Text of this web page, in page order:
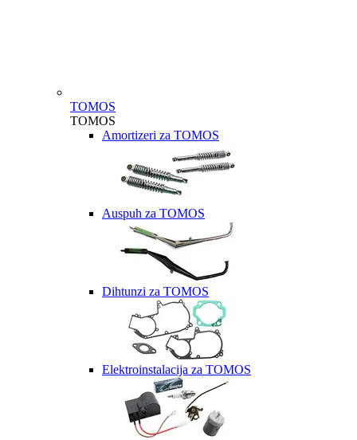
TOMOS
TOMOS
Amortizeri za TOMOS
Auspuh za TOMOS
Dihtunzi za TOMOS
Elektroinstalacija za TOMOS